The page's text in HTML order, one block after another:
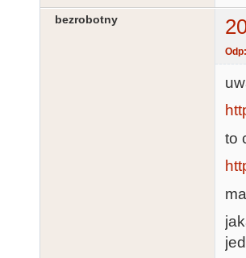
bezrobotny
to